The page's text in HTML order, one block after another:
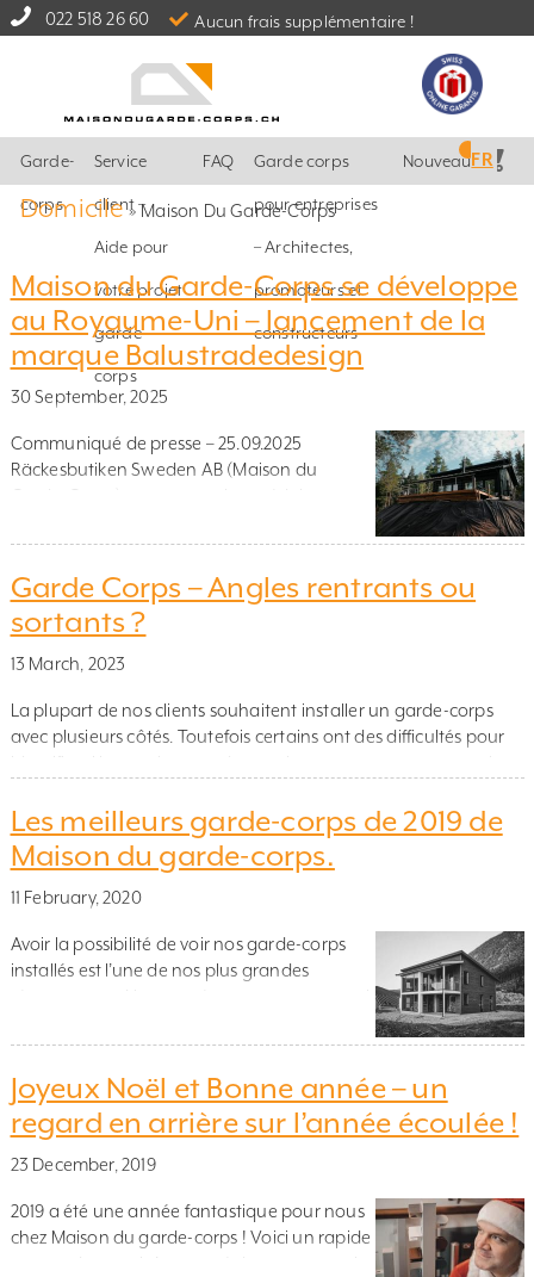
022 518 26 60 Aucun frais supplémentaire !
Garde-
corps
Service
client –
Aide pour
votre projet
garde
corps
FAQ Garde corps
pour entreprises
– Architectes,
promoteurs et
constructeurs
Nouveautés
FR
Domicile»Maison Du Garde-Corps
Maison du Garde-Corps se développe
au Royaume-Uni – lancement de la
marque Balustradedesign
30 September, 2025
Communiqué de presse – 25.09.2025
Räckesbutiken Sweden AB (Maison du
solutions de garde-corps pour la maison et le
jardin, poursuit son expansion en Europe.
Elle a désormais lancé sa présence au
Royaume-Uni sous la nouvelle marque
Balustradedesign, via le site local :
www.balustradedesign.co.uk « […]
Garde Corps – Angles rentrants ou
sortants ?
13 March, 2023
La plupart de nos clients souhaitent installer un garde-corps
avec plusieurs côtés. Toutefois certains ont des difficultés pour
stationnement, c’est à dire la zone où vous vous trouvez lorsque
vous êtes protégé […]
Les meilleurs garde-corps de 2019 de
Maison du garde-corps.
11 February, 2020
Avoir la possibilité de voir nos garde-corps
installés est l’une de nos plus grandes
2019. Garde-corps tout verre, avec une main
courante en bois, en intérieur. Garde-corps
d’intérieur, tout verre, avec une main
courante en chêne. Garde-corps aluminium
et verre De le […]
Joyeux Noël et Bonne année – un
regard en arrière sur l’année écoulée !
23 December, 2019
2019 a été une année fantastique pour nous
chez Maison du garde-corps ! Voici un rapide